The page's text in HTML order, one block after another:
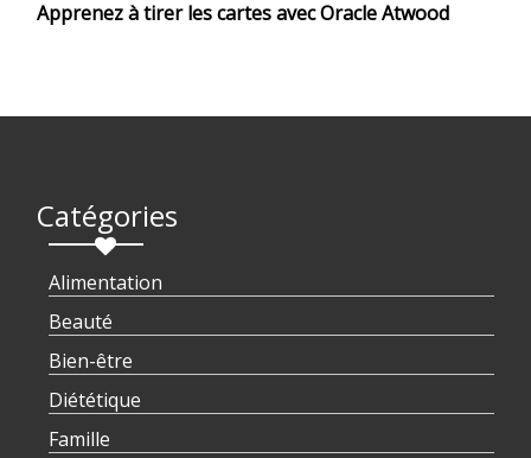
Apprenez à tirer les cartes avec Oracle Atwood
Catégories
Alimentation
Beauté
Bien-être
Diététique
Famille